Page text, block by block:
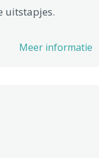
uitstapjes.
Meer informatie